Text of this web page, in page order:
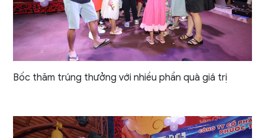
Bốc thăm trúng thưởng với nhiều phần quà giá trị